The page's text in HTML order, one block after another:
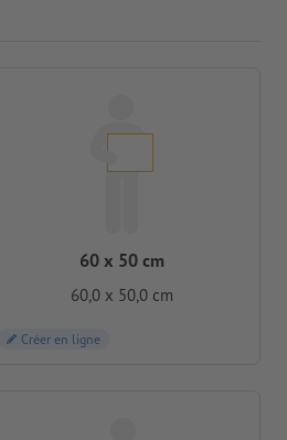
60 x 50 cm
60,0 x 50,0 cm
Créer en ligne